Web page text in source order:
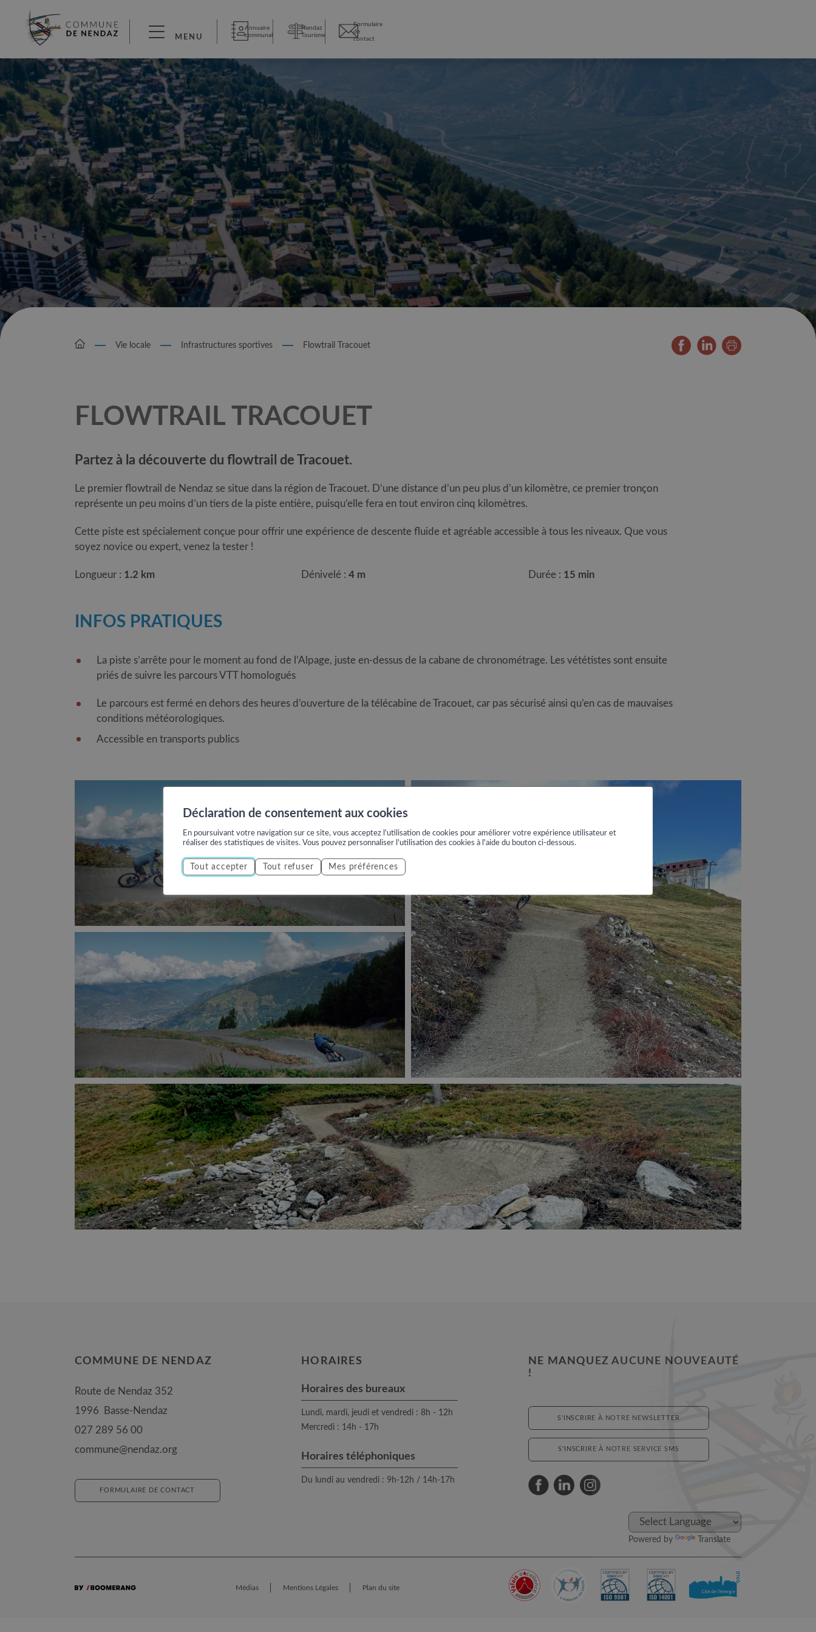
MENU
Annuaire
communal
Nendaz
Tourisme
Formulaire
de
contact
Vie locale Infrastructures sportives Flowtrail Tracouet
FLOWTRAIL TRACOUET
Partez à la découverte du flowtrail de Tracouet.
Le premier flowtrail de Nendaz se situe dans la région de Tracouet. D’une distance d’un peu plus d’un kilomètre, ce premier tronçon
représente un peu moins d’un tiers de la piste entière, puisqu’elle fera en tout environ cinq kilomètres.
Cette piste est spécialement conçue pour offrir une expérience de descente fluide et agréable accessible à tous les niveaux. Que vous
soyez novice ou expert, venez la tester !
Longueur : 1.2 km Dénivelé :4 m Durée : 15 min
INFOS PRATIQUES
La piste s’arrête pour le moment au fond de l’Alpage, juste en-dessus de la cabane de chronométrage. Les vététistes sont ensuite
priés de suivre les parcours VTT homologués
Le parcours est fermé en dehors des heures d’ouverture de la télécabine de Tracouet, car pas sécurisé ainsi qu’en cas de mauvaises
conditions météorologiques.
Accessible en transports publics
COMMUNE DE NENDAZ
Route de Nendaz 352
1996
Basse-Nendaz
027 289 56 00
commune@nendaz.org
FORMULAIRE DE CONTACT
HORAIRES
Horaires des bureaux
Lundi, mardi, jeudi et vendredi : 8h - 12h
Mercredi : 14h - 17h
Horaires téléphoniques
Du lundi au vendredi : 9h-12h / 14h-17h
NE MANQUEZ AUCUNE NOUVEAUTÉ
!
S'INSCRIRE À NOTRE NEWSLETTER
S'INSCRIRE À NOTRE SERVICE SMS
Powered by Translate
Médias Mentions Légales Plan du site
Déclaration de consentement aux cookies
En poursuivant votre navigation sur ce site, vous acceptez l'utilisation de cookies pour améliorer votre expérience utilisateur et
réaliser des statistiques de visites. Vous pouvez personnaliser l'utilisation des cookies à l'aide du bouton ci-dessous.
Tout accepter Tout refuser Mes préférences